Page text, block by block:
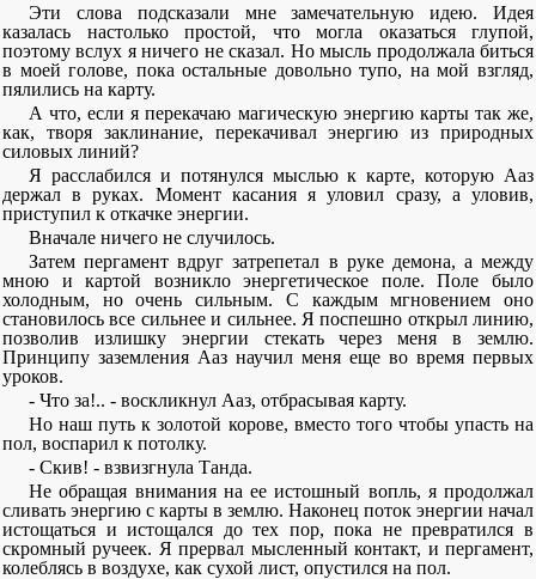
Эти слова подсказали мне замечательную идею. Идея
казалась настолько простой, что могла оказаться глупой,
поэтому вслух я ничего не сказал. Но мысль продолжала биться
в моей голове, пока остальные довольно тупо, на мой взгляд,
пялились на карту.
А что, если я перекачаю магическую энергию карты так же,
как, творя заклинание, перекачивал энергию из природных
силовых линий?
Я расслабился и потянулся мыслью к карте, которую Ааз
держал в руках. Момент касания я уловил сразу, а уловив,
приступил к откачке энергии.
Вначале ничего не случилось.
Затем пергамент вдруг затрепетал в руке демона, а между
мною и картой возникло энергетическое поле. Поле было
холодным, но очень сильным. С каждым мгновением оно
становилось все сильнее и сильнее. Я поспешно открыл линию,
позволив излишку энергии стекать через меня в землю.
Принципу заземления Ааз научил меня еще во время первых
уроков.
- Что за!.. - воскликнул Ааз, отбрасывая карту.
Но наш путь к золотой корове, вместо того чтобы упасть на
пол, воспарил к потолку.
- Скив! - взвизгнула Танда.
Не обращая внимания на ее истошный вопль, я продолжал
сливать энергию с карты в землю. Наконец поток энергии начал
истощаться и истощался до тех пор, пока не превратился в
скромный ручеек. Я прервал мысленный контакт, и пергамент,
колеблясь в воздухе, как сухой лист, опустился на пол.